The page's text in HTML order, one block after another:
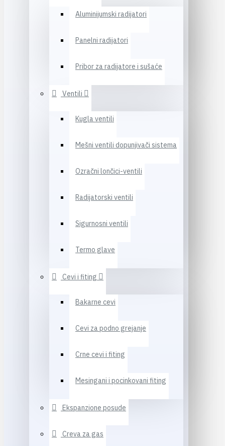
Aluminijumski radijatori
Panelni radijatori
Pribor za radijatore i sušaće
Ventili
Kugla ventili
Mešni ventili dopunjivači sistema
Ozračni lončici-ventili
Radijatorski ventili
Sigurnosni ventili
Termo glave
Cevi i fiting
Bakarne cevi
Cevi za podno grejanje
Crne cevi i fiting
Mesingani i pocinkovani fiting
Ekspanzione posude
Creva za gas